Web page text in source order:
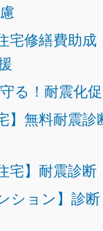
宅修繕費助
る！耐震化
】無料耐震診
宅】耐震診断
ション】診